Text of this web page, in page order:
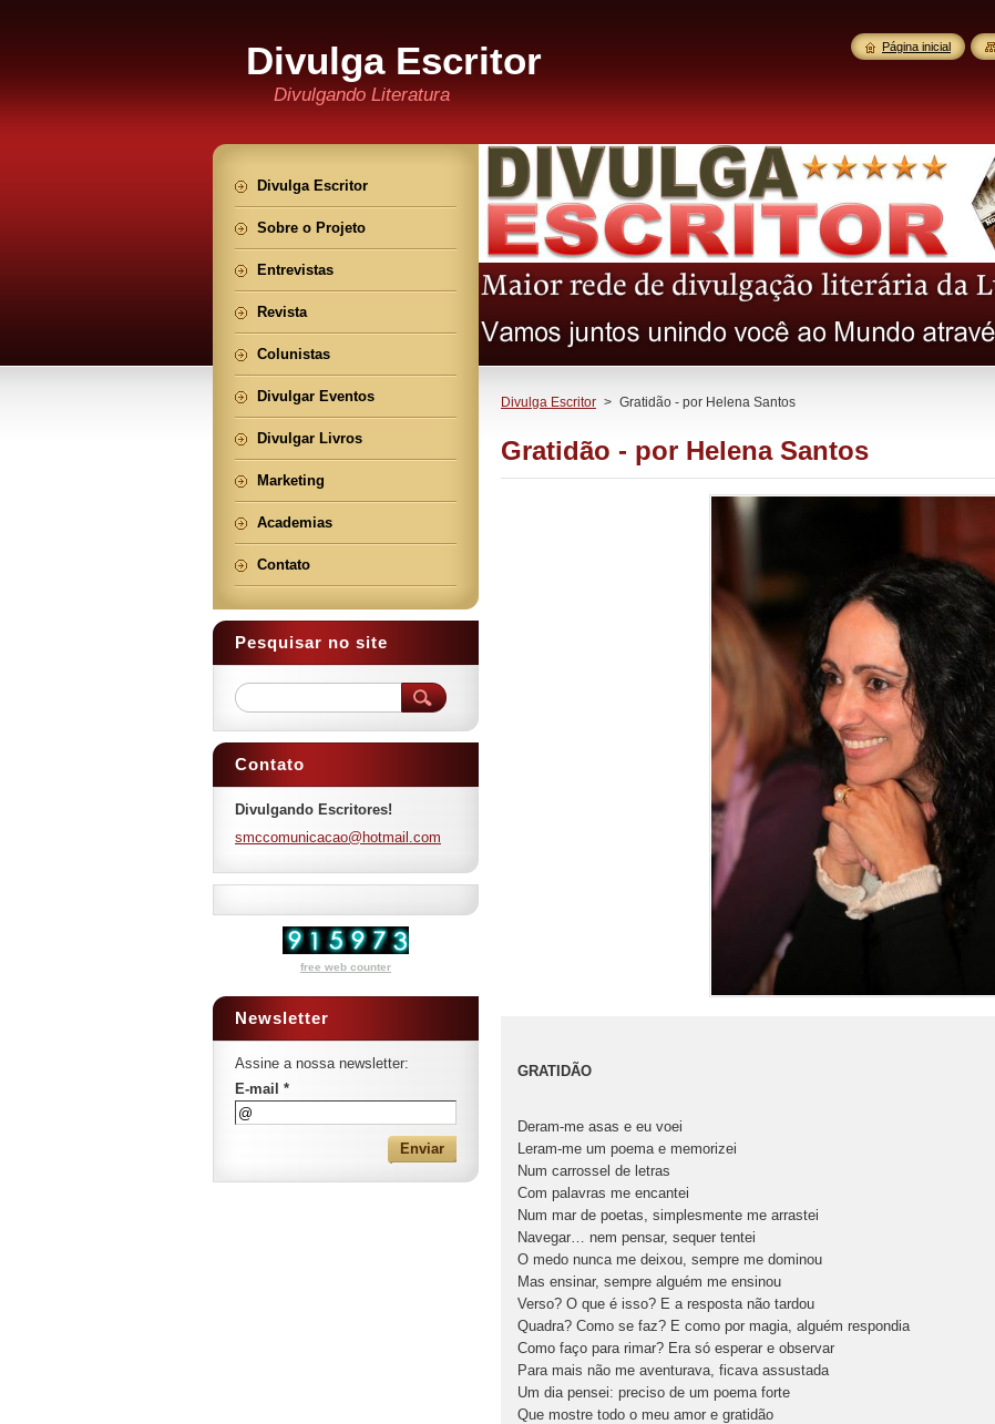
Divulga Escritor
Divulgando Literatura
Divulga Escritor > Gratidão - por Helena Santos
Gratidão - por Helena Santos
GRATIDÃO
Deram-me asas e eu voei
Leram-me um poema e memorizei
Num carrossel de letras
Com palavras me encantei
Num mar de poetas, simplesmente me arrastei
Navegar… nem pensar, sequer tentei
O medo nunca me deixou, sempre me dominou
Mas ensinar, sempre alguém me ensinou
Verso? O que é isso? E a resposta não tardou
Quadra? Como se faz? E como por magia, alguém respondia
Como faço para rimar? Era só esperar e observar
Para mais não me aventurava, ficava assustada
Um dia pensei: preciso de um poema forte
Que mostre todo o meu amor e gratidão
Divulga Escritor
Sobre o Projeto
Entrevistas
Revista
Colunistas
Divulgar Eventos
Divulgar Livros
Marketing
Academias
Contato
Pesquisar no site
Contato
Divulgando Escritores!
smccomunicacao@hotmail.com
free web counter
Newsletter
Assine a nossa newsletter:
E-mail *
Página inicial